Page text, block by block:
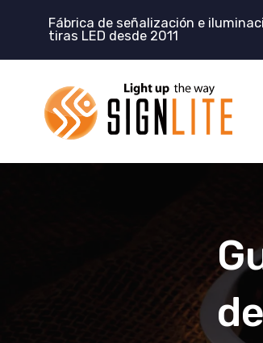
Fábrica de señalización e
tiras LED desde 2011